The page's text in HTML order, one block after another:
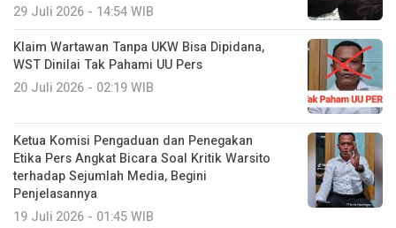
29 Juli 2026 - 14:54 WIB
Klaim Wartawan Tanpa UKW Bisa Dipidana,
WST Dinilai Tak Pahami UU Pers
20 Juli 2026 - 02:19 WIB
Ketua Komisi Pengaduan dan Penegakan
Etika Pers Angkat Bicara Soal Kritik Warsito
terhadap Sejumlah Media, Begini
Penjelasannya
19 Juli 2026 - 01:45 WIB